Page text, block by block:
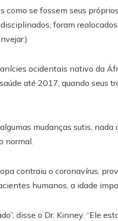
como se fossem seus
foram
ocidentais nativo da
até 2017, quando seus
mudanças sutis,
normal.
contraiu o coronavírus,
humanos, a idade
disse o Dr. Kinney. “Ele